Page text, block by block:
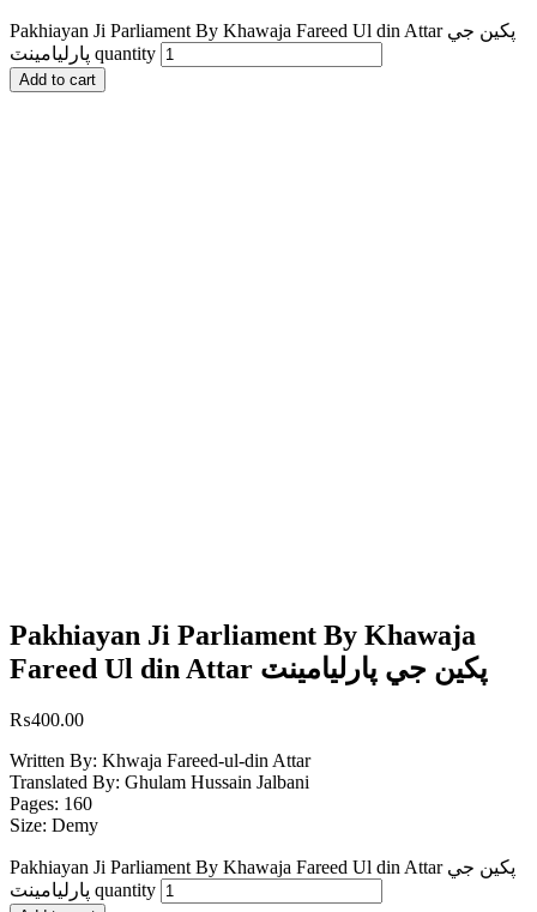
Pakhiayan Ji Parliament By Khawaja Fareed Ul din Attar پکين جي
پارليامينٽ quantity
Add to cart
Pakhiayan Ji Parliament By Khawaja
Fareed Ul din Attar پکين جي پارليامينٽ
₨400.00
Written By: Khwaja Fareed-ul-din Attar
Translated By: Ghulam Hussain Jalbani
Pages: 160
Size: Demy
Pakhiayan Ji Parliament By Khawaja Fareed Ul din Attar پکين جي
پارليامينٽ quantity